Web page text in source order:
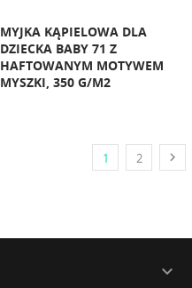
MYJKA KĄPIELOWA DLA
DZIECKA BABY 71 Z
HAFTOWANYM MOTYWEM
MYSZKI, 350 G/M2
1 2 
